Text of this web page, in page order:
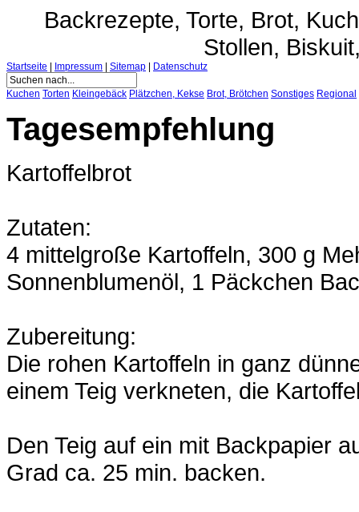
Backrezepte, Torte, Brot,
Stollen,
Startseite Impressum Sitemap Datenschutz
Kuchen Torten Kleingebäck Plätzchen, Kekse Brot, Brötchen Sonstiges Regional
Tagesempfehlung
Kartoffelbrot
Zutaten:
4 mittelgroße Kartoffeln, 300 g
Sonnenblumenöl, 1 Päckchen
Zubereitung:
Die rohen Kartoffeln in ganz
einem Teig verkneten, die
Den Teig auf ein mit Backpapier
Grad ca. 25 min. backen.